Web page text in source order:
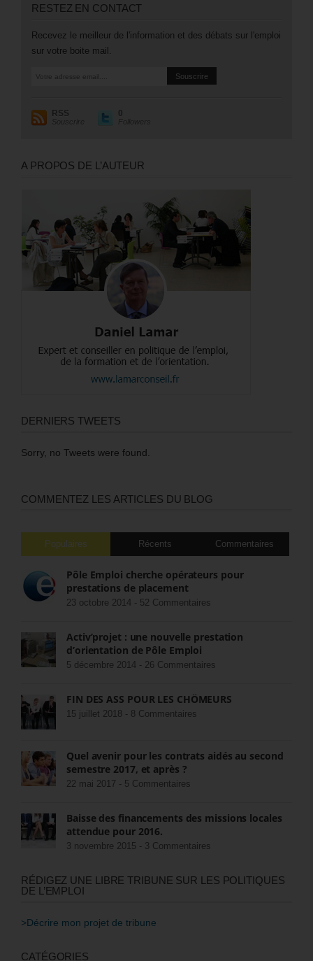
RESTEZ EN CONTACT
Recevez le meilleur de l'information et des débats sur l'emploi
sur votre boite mail.
RSS
Souscrire
0
Followers
A PROPOS DE L’AUTEUR
DERNIERS TWEETS
Sorry, no Tweets were found.
COMMENTEZ LES ARTICLES DU BLOG
Populaires Récents Commentaires
Pôle Emploi cherche opérateurs pour
prestations de placement
23 octobre 2014 - 52 Commentaires
Activ’projet : une nouvelle prestation
d’orientation de Pôle Emploi
5 décembre 2014 - 26 Commentaires
FIN DES ASS POUR LES CHÔMEURS
15 juillet 2018 - 8 Commentaires
Quel avenir pour les contrats aidés au second
semestre 2017, et après ?
22 mai 2017 - 5 Commentaires
Baisse des financements des missions locales
attendue pour 2016.
3 novembre 2015 - 3 Commentaires
RÉDIGEZ UNE LIBRE TRIBUNE SUR LES POLITIQUES
DE L’EMPLOI
>Décrire mon projet de tribune
CATÉGORIES